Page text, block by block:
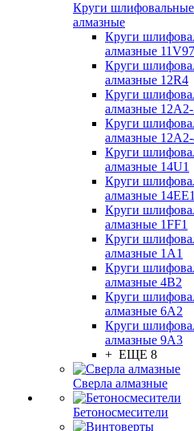
Круги шлифовальные
алмазные
Круги
алмазные
Круги
алмазные 12R4
Круги
алмазные
Круги
алмазные
Круги
алмазные 14U1
Круги
алмазные 14ЕЕ1
Круги
алмазные 1FF1
Круги
алмазные 1А1
Круги
алмазные 4В2
Круги
алмазные 6A2
Круги
алмазные 9А3
+ ЕЩЕ 8
Сверла алмазные
Бетоносмесители